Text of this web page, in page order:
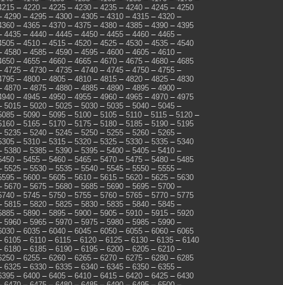
– 4220 – 4225 – 4230 – 4235 – 4240 – 4245 – 4250
4290 – 4295 – 4300 – 4305 – 4310 – 4315 – 4320 –
– 4365 – 4370 – 4375 – 4380 – 4385 – 4390 – 4395
4435 – 4440 – 4445 – 4450 – 4455 – 4460 – 4465 –
– 4510 – 4515 – 4520 – 4525 – 4530 – 4535 – 4540
4580 – 4585 – 4590 – 4595 – 4600 – 4605 – 4610 –
– 4655 – 4660 – 4665 – 4670 – 4675 – 4680 – 4685
4725 – 4730 – 4735 – 4740 – 4745 – 4750 – 4755 –
– 4800 – 4805 – 4810 – 4815 – 4820 – 4825 – 4830
4870 – 4875 – 4880 – 4885 – 4890 – 4895 – 4900 –
– 4945 – 4950 – 4955 – 4960 – 4965 – 4970 – 4975
5015 – 5020 – 5025 – 5030 – 5035 – 5040 – 5045 –
– 5090 – 5095 – 5100 – 5105 – 5110 – 5115 – 5120 –
– 5165 – 5170 – 5175 – 5180 – 5185 – 5190 – 5195
5235 – 5240 – 5245 – 5250 – 5255 – 5260 – 5265 –
– 5310 – 5315 – 5320 – 5325 – 5330 – 5335 – 5340
5380 – 5385 – 5390 – 5395 – 5400 – 5405 – 5410 –
– 5455 – 5460 – 5465 – 5470 – 5475 – 5480 – 5485
5525 – 5530 – 5535 – 5540 – 5545 – 5550 – 5555 –
– 5600 – 5605 – 5610 – 5615 – 5620 – 5625 – 5630
5670 – 5675 – 5680 – 5685 – 5690 – 5695 – 5700 –
– 5745 – 5750 – 5755 – 5760 – 5765 – 5770 – 5775
5815 – 5820 – 5825 – 5830 – 5835 – 5840 – 5845 –
– 5890 – 5895 – 5900 – 5905 – 5910 – 5915 – 5920
5960 – 5965 – 5970 – 5975 – 5980 – 5985 – 5990 –
– 6035 – 6040 – 6045 – 6050 – 6055 – 6060 – 6065
6105 – 6110 – 6115 – 6120 – 6125 – 6130 – 6135 – 6140
6180 – 6185 – 6190 – 6195 – 6200 – 6205 – 6210 –
– 6255 – 6260 – 6265 – 6270 – 6275 – 6280 – 6285
6325 – 6330 – 6335 – 6340 – 6345 – 6350 – 6355 –
– 6400 – 6405 – 6410 – 6415 – 6420 – 6425 – 6430